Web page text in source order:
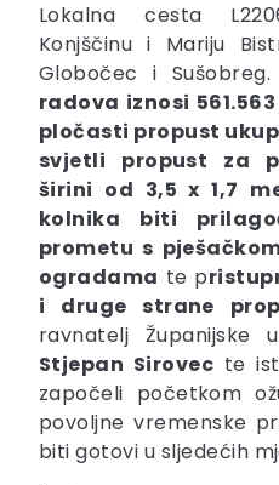
Lokalna cesta
Konjščinu i Mariju
Globočec i Sušobreg.
radova iznosi
pločasti propust
svjetli propust za
širini od 3,5 x 1,7
kolnika biti
prometu s
ogradama te p
i druge strane
ravnatelj Županijske
Stjepan Sirovec te
započeli početkom
povoljne vremenske
biti gotovi u sljedećih